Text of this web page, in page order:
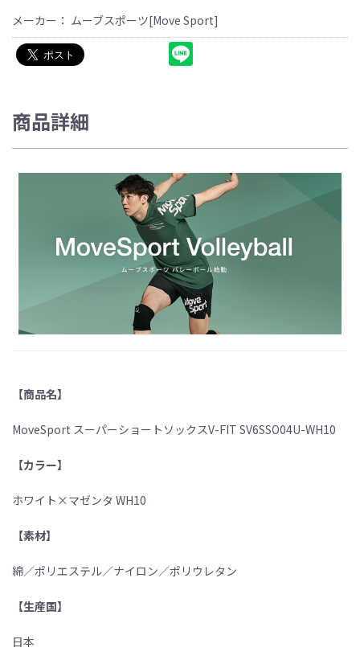
メーカー： ムーブスポーツ[Move Sport]
商品詳細
【商品名】
MoveSport スーパーショートソックスV-FIT SV6SSO04U-WH10
【カラー】
ホワイト×マゼンタ WH10
【素材】
綿／ポリエステル／ナイロン／ポリウレタン
【生産国】
日本